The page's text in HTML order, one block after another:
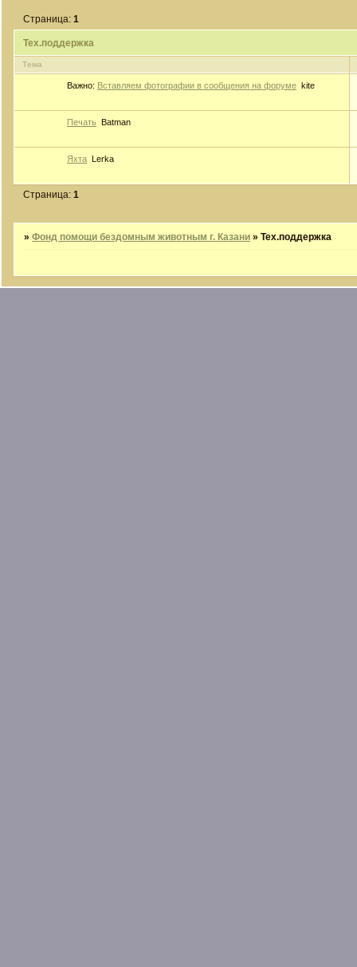
Тех.поддержка
Страница:1
Тема
Важно: Вставляем фотографии в сообщения на форуме kite
Печать Batman
Яхта Lerka
Страница:1
»Фонд помощи бездомным животным г. Казани »Тех.поддержка